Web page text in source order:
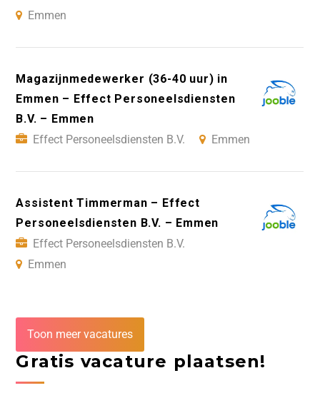
Emmen
Magazijnmedewerker (36-40 uur) in
Emmen – Effect Personeelsdiensten
B.V. – Emmen
Effect Personeelsdiensten B.V.
Emmen
Assistent Timmerman – Effect
Personeelsdiensten B.V. – Emmen
Effect Personeelsdiensten B.V.
Emmen
Toon meer vacatures
Gratis vacature plaatsen!